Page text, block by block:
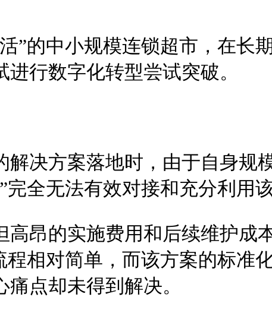
”的中小规模连锁超市，在长
行数字化转型尝试突破。
决方案落地时，由于自身规
完全无法有效对接和充分利用
高昂的实施费用和后续维护成
程相对简单，而该方案的标准
点却未得到解决。